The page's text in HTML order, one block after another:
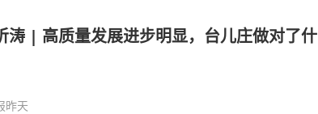
涛 | 高质量发展进步明显，台儿庄做对了什
昨天